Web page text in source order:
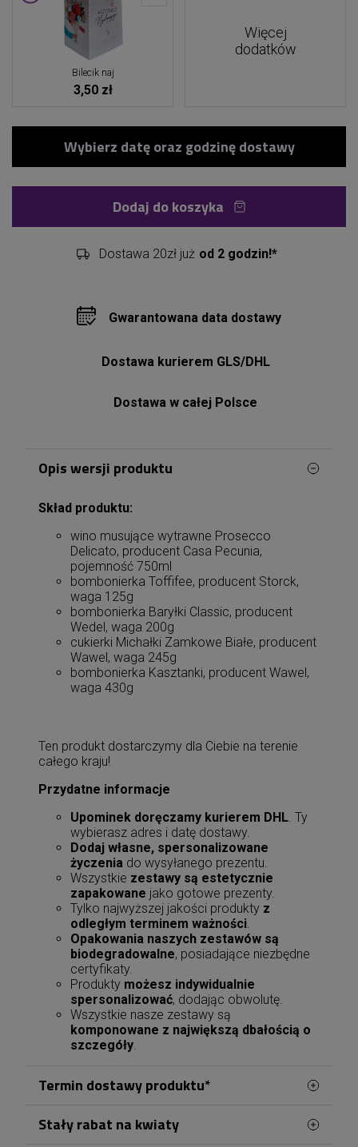
Bilecik naj
3,50 zł
Więcej
dodatków
Dodaj do koszyka
Dostawa 20zł już od 2 godzin!*
Gwarantowana data dostawy
Dostawa kurierem GLS/DHL
Dostawa w całej Polsce
Opis wersji produktu
Skład produktu:
wino musujące wytrawne Prosecco
Delicato, producent Casa Pecunia,
pojemność 750ml
bombonierka Toffifee, producent Storck,
waga 125g
bombonierka Baryłki Classic, producent
Wedel, waga 200g
cukierki Michałki Zamkowe Białe, producent
Wawel, waga 245g
bombonierka Kasztanki, producent Wawel,
waga 430g
Ten produkt dostarczymy dla Ciebie na terenie
całego kraju!
Przydatne informacje
Upominek doręczamy kurierem DHL. Ty
wybierasz adres i datę dostawy.
Dodaj własne, spersonalizowane
życzenia do wysyłanego prezentu.
Wszystkie zestawy są estetycznie
zapakowane jako gotowe prezenty.
Tylko najwyższej jakości produkty z
odległym terminem ważności.
Opakowania naszych zestawów są
biodegradowalne, posiadające niezbędne
certyfikaty.
Produkty możesz indywidualnie
spersonalizować, dodając obwolutę.
Wszystkie nasze zestawy są
komponowane z największą dbałością o
szczegóły.
Termin dostawy produktu*
Zamówienia na terenie Dąbrowy Górniczej
Stały rabat na kwiaty